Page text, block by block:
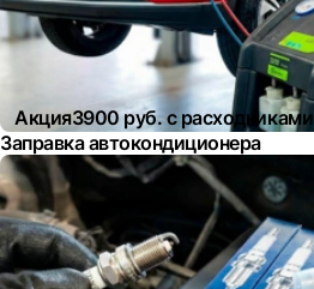
Акция3900 руб. с расходниками
Заправка автокондиционера